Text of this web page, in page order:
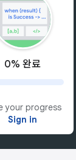
0% 완료
your progress
Sign in